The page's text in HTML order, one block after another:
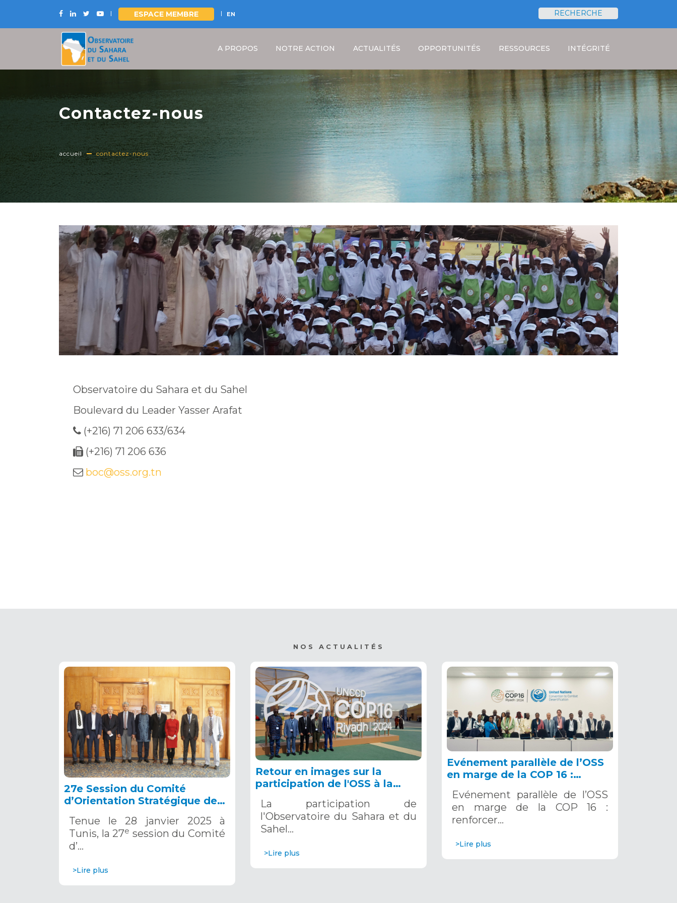
principal
ESPACE MEMBRE EN
RECHERCHE
A PROPOS NOTRE ACTION ACTUALITÉS OPPORTUNITÉS RESSOURCES INTÉGRITÉ
Contactez-nous
Fil
d'Ariane
accueil contactez-nous
Observatoire du Sahara et du Sahel
Boulevard du Leader Yasser Arafat
(+216) 71 206 633/634
(+216) 71 206 636
boc@oss.org.tn
NOS ACTUALITÉS
27e Session du Comité
d’Orientation Stratégique de
Tenue le 28 janvier 2025 à
Tunis, la 27e session du Comité
d’…
>Lire plus
Retour en images sur la
participation de l'OSS à la
2024 à Riyad, en Arabie
Saoudite
La participation de
l'Observatoire du Sahara et du
Sahel…
>Lire plus
Evénement parallèle de l’OSS
en marge de la COP 16 :
grâce aux Systèmes d’Alerte
Précoce Multirisques. 12
décembre 2024
Evénement parallèle de l’OSS
en marge de la COP 16 :
renforcer…
>Lire plus